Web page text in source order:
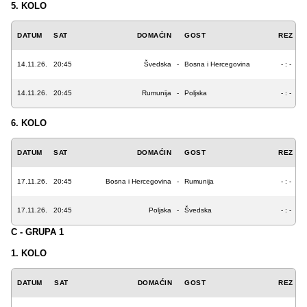
5. KOLO
DATUM SAT DOMAĆIN GOST REZ
14.11.26. 20:45 Švedska - Bosna i Hercegovina - : -
14.11.26. 20:45 Rumunija - Poljska - : -
6. KOLO
DATUM SAT DOMAĆIN GOST REZ
17.11.26. 20:45 Bosna i Hercegovina - Rumunija - : -
17.11.26. 20:45 Poljska - Švedska - : -
C - GRUPA 1
1. KOLO
DATUM SAT DOMAĆIN GOST REZ